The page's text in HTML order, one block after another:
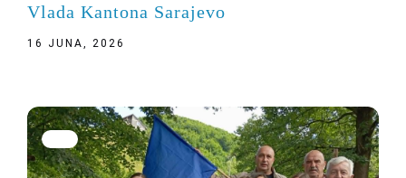
Vlada Kantona Sarajevo
16 JUNA, 2026